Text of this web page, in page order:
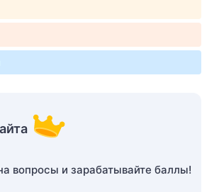
вопросы и зарабатывайте баллы!